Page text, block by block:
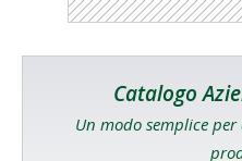
Catalogo
Un modo semplice